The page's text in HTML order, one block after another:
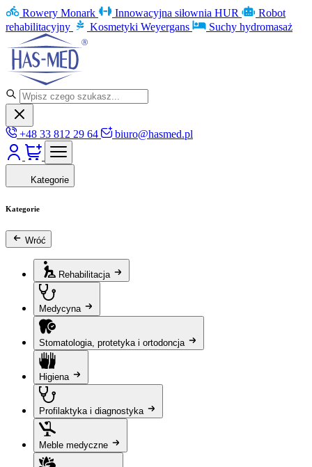
Rowery Monark Innowacyjna siłownia HUR
Robot
rehabilitacyjny
Kosmetyki Weyergans Suchy hydromasaż
+48 33 812 29 64 biuro@hasmed.pl
Kategorie
Kategorie
Wróć
Rehabilitacja
Medycyna
Stomatologia, protetyka i ortodoncja
Higiena
Profilaktyka i diagnostyka
Meble medyczne